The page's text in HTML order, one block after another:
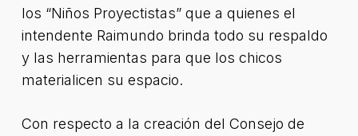
los “Niños Proyectistas” que a quienes el
intendente Raimundo brinda todo su respaldo
y las herramientas para que los chicos
materialicen su espacio.
Con respecto a la creación del Consejo de